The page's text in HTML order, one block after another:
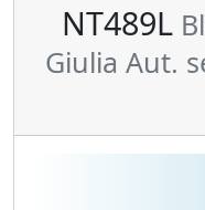
NT489L
Giulia Aut.